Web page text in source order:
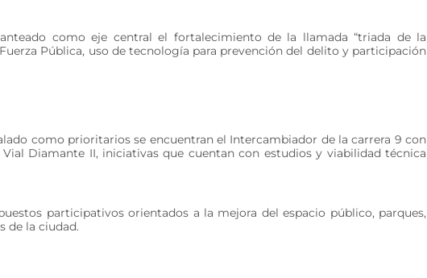
como eje central el fortalecimiento de la llamada “triada de la
Pública, uso de tecnología para prevención del delito y participación
como prioritarios se encuentran el Intercambiador de la carrera 9 con
Diamante II, iniciativas que cuentan con estudios y viabilidad técnica
participativos orientados a la mejora del espacio público, parques,
de la ciudad.